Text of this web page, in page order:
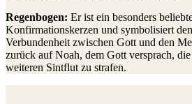
Regenbogen: Er ist ein besonders
Konfirmationskerzen und symbolisiert
Verbundenheit zwischen Gott und den
zurück auf Noah, dem Gott versprach,
weiteren Sintflut zu strafen.